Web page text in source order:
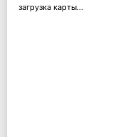
загрузка карты...